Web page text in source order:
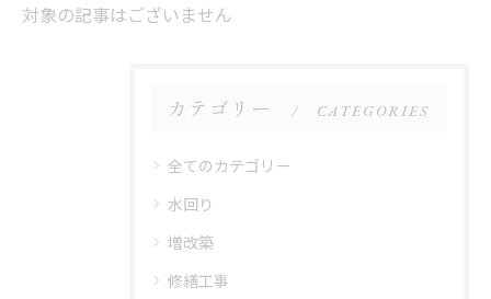
対象の記事はございません
カテゴリー CATEGORIES
全てのカテゴリー
水回り
増改築
修繕工事